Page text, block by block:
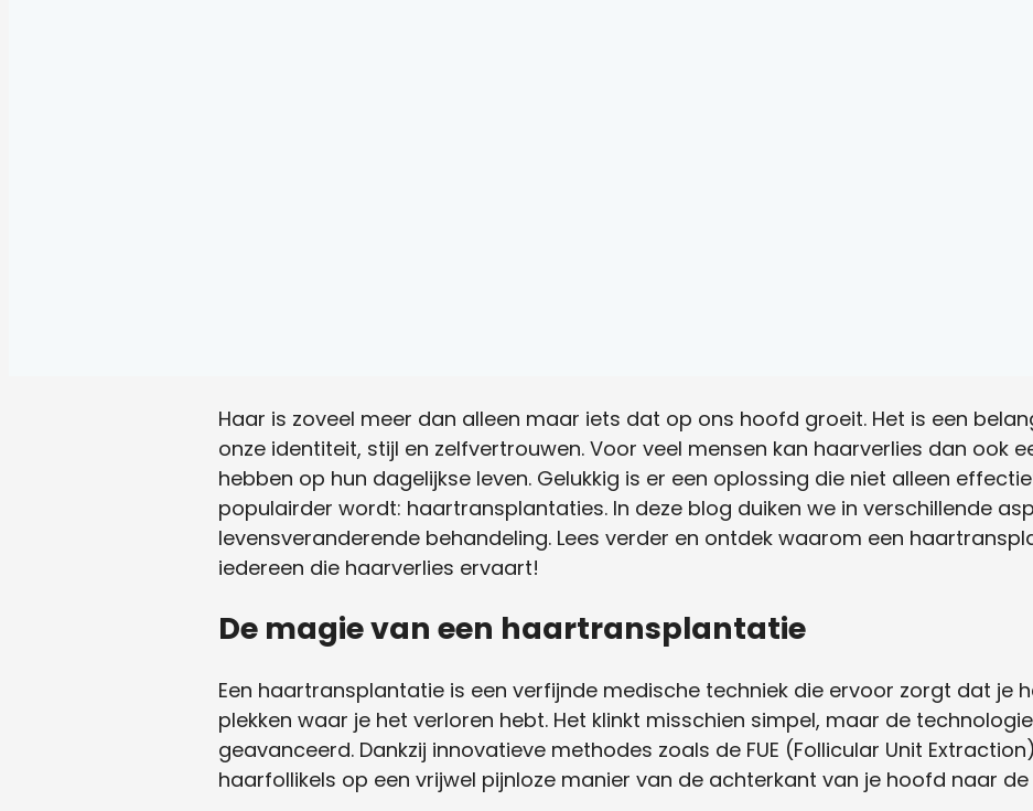
Haar is zoveel meer dan alleen maar iets dat op ons hoofd groeit. Het is een
onze identiteit, stijl en zelfvertrouwen. Voor veel mensen kan haarverlies dan ook
hebben op hun dagelijkse leven. Gelukkig is er een oplossing die niet alleen
populairder wordt: haartransplantaties. In deze blog duiken we in verschillende
levensveranderende behandeling. Lees verder en ontdek waarom een
iedereen die haarverlies ervaart!
De magie van een haartransplantatie
Een haartransplantatie is een verfijnde medische techniek die ervoor zorgt dat je
plekken waar je het verloren hebt. Het klinkt misschien simpel, maar de
geavanceerd. Dankzij innovatieve methodes zoals de FUE (Follicular Unit
haarfollikels op een vrijwel pijnloze manier van de achterkant van je hoofd naar